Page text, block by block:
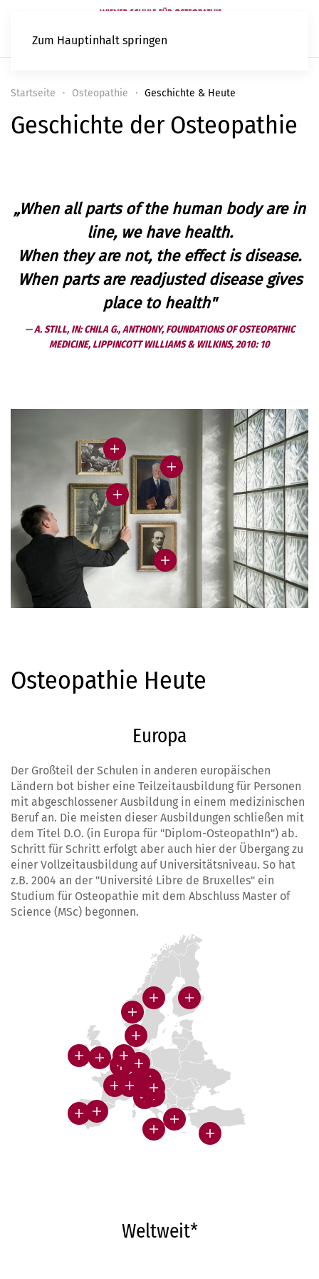
Zum Hauptinhalt springen
Startseite Osteopathie Geschichte & Heute
Geschichte der Osteopathie
„When all parts of the human body are in
line, we have health.
When they are not, the effect is disease.
When parts are readjusted disease gives
place to health"
A. STILL, IN: CHILA G., ANTHONY, FOUNDATIONS OF OSTEOPATHIC
MEDICINE, LIPPINCOTT WILLIAMS & WILKINS, 2010: 10
Osteopathie Heute
Europa
Der Großteil der Schulen in anderen europäischen
Ländern bot bisher eine Teilzeitausbildung für Personen
mit abgeschlossener Ausbildung in einem medizinischen
Beruf an. Die meisten dieser Ausbildungen schließen mit
dem Titel D.O. (in Europa für "Diplom-OsteopathIn") ab.
Schritt für Schritt erfolgt aber auch hier der Übergang zu
einer Vollzeitausbildung auf Universitätsniveau. So hat
z.B. 2004 an der "Université Libre de Bruxelles" ein
Studium für Osteopathie mit dem Abschluss Master of
Science (MSc) begonnen.
Weltweit*